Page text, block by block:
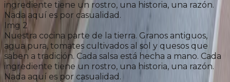
ingrediente tiene un rostro, una historia, una razón.
Nada aquí es por casualidad.
Img 2
Nuestra cocina parte de la tierra. Granos antiguos,
agua pura, tomates cultivados al sol y quesos que
saben a tradición. Cada salsa está hecha a mano. Cada
ingrediente tiene un rostro, una historia, una razón.
Nada aquí es por casualidad.